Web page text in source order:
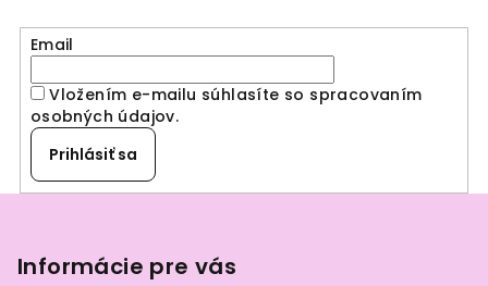
Email
Vložením e-mailu súhlasíte so spracovaním
osobných údajov.
Prihlásiť sa
Informácie pre vás